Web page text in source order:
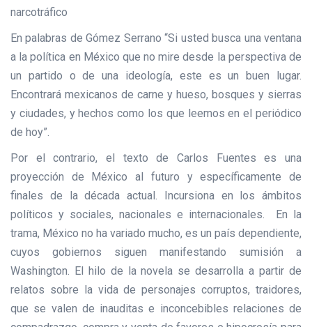
narcotráfico
En palabras de Gómez Serrano “Si usted busca una ventana
a la política en México que no mire desde la perspectiva de
un partido o de una ideología, este es un buen lugar.
Encontrará mexicanos de carne y hueso, bosques y sierras
y ciudades, y hechos como los que leemos en el periódico
de hoy”.
Por el contrario, el texto de Carlos Fuentes es una
proyección de México al futuro y específicamente de
finales de la década actual. Incursiona en los ámbitos
políticos y sociales, nacionales e internacionales. En la
trama, México no ha variado mucho, es un país dependiente,
cuyos gobiernos siguen manifestando sumisión a
Washington. El hilo de la novela se desarrolla a partir de
relatos sobre la vida de personajes corruptos, traidores,
que se valen de inauditas e inconcebibles relaciones de